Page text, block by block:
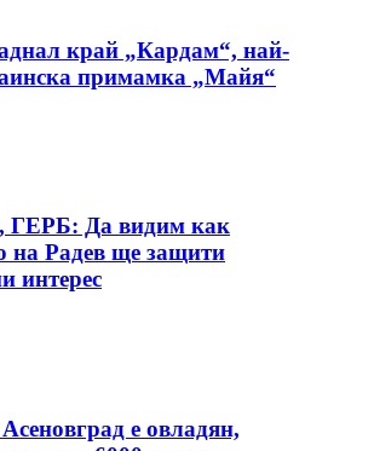
край „Кардам“, най-
примамка „Майя“
ГЕРБ: Да видим как
на Радев ще защити
интерес
е овладян,